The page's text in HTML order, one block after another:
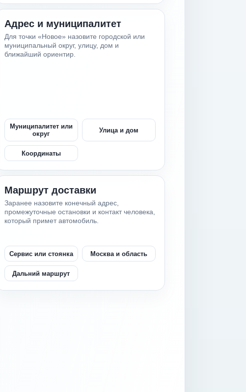
Адрес и муниципалитет
Для точки «Новое» назовите городской или
муниципальный округ, улицу, дом и
ближайший ориентир.
Муниципалитет или
округ
Улица и дом
Координаты
Маршрут доставки
Заранее назовите конечный адрес,
промежуточные остановки и контакт человека,
который примет автомобиль.
Сервис или стоянка Москва и область
Дальний маршрут